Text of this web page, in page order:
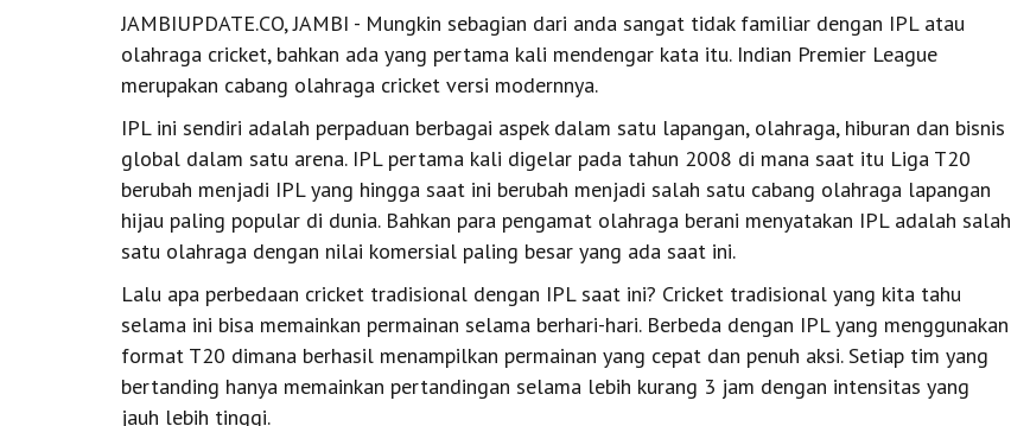
JAMBIUPDATE.CO, JAMBI - Mungkin sebagian dari anda sangat tidak familiar dengan IPL atau
olahraga cricket, bahkan ada yang pertama kali mendengar kata itu. Indian Premier League
merupakan cabang olahraga cricket versi modernnya.
IPL ini sendiri adalah perpaduan berbagai aspek dalam satu lapangan, olahraga, hiburan dan bisnis
global dalam satu arena. IPL pertama kali digelar pada tahun 2008 di mana saat itu Liga T20
berubah menjadi IPL yang hingga saat ini berubah menjadi salah satu cabang olahraga lapangan
hijau paling popular di dunia. Bahkan para pengamat olahraga berani menyatakan IPL adalah salah
satu olahraga dengan nilai komersial paling besar yang ada saat ini.
Lalu apa perbedaan cricket tradisional dengan IPL saat ini? Cricket tradisional yang kita tahu
selama ini bisa memainkan permainan selama berhari-hari. Berbeda dengan IPL yang menggunakan
format T20 dimana berhasil menampilkan permainan yang cepat dan penuh aksi. Setiap tim yang
bertanding hanya memainkan pertandingan selama lebih kurang 3 jam dengan intensitas yang
jauh lebih tinggi.